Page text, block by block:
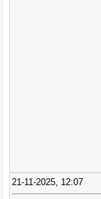
21-11-2025, 12:07